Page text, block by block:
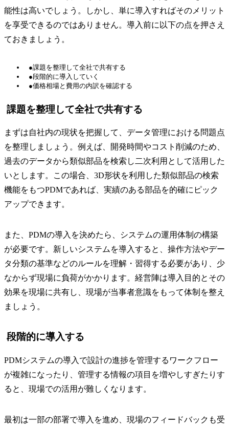
能性は高いでしょう。しかし、単に導入すればそのメリット
を享受できるのではありません。導入前に以下の点を押さえ
ておきましょう。
●課題を整理して全社で共有する
●段階的に導入していく
●価格相場と費用の内訳を確認する
課題を整理して全社で共有する
まずは自社内の現状を把握して、データ管理における問題点
を整理しましょう。例えば、開発時間やコスト削減のため、
過去のデータから類似部品を検索し二次利用として活用した
いとします。この場合、3D形状を利用した類似部品の検索
機能をもつPDMであれば、実績のある部品を的確にピック
アップできます。
また、PDMの導入を決めたら、システムの運用体制の構築
が必要です。新しいシステムを導入すると、操作方法やデー
タ分類の基準などのルールを理解・習得する必要があり、少
なからず現場に負荷がかかります。経営陣は導入目的とその
効果を現場に共有し、現場が当事者意識をもって体制を整え
ましょう。
段階的に導入する
PDMシステムの導入で設計の進捗を管理するワークフロー
が複雑になったり、管理する情報の項目を増やしすぎたりす
ると、現場での活用が難しくなります。
最初は一部の部署で導入を進め、現場のフィードバックも受